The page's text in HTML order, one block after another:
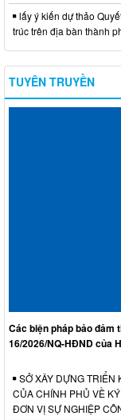
lấy ý kiến dự thảo
trúc trên địa bàn thành
TUYÊN TRUYỀN
Các biện pháp bảo
16/2026/NQ-HĐND của
SỞ XÂY DỰNG
CỦA CHÍNH PHỦ VỀ
ĐƠN VỊ SỰ NGHIỆP